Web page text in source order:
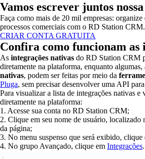
Vamos escrever juntos
Faça como mais de 20 mil empresas: organize
processos comerciais com o RD Station CRM.
CRIAR CONTA GRATUITA
Confira como funcionam as
As integrações nativas do RD Station CRM
diretamente na plataforma, enquanto algumas,
nativas, podem ser feitas por meio da
Pluga, sem precisar desenvolver uma API
Para visualizar a lista de integrações nativas e
diretamente na plataforma:
1. Acesse sua conta no RD Station CRM;
2. Clique em seu nome de usuário, localizado
da página;
3. No menu suspenso que será exibido,
4. No grupo Avançado, clique em Integrações.